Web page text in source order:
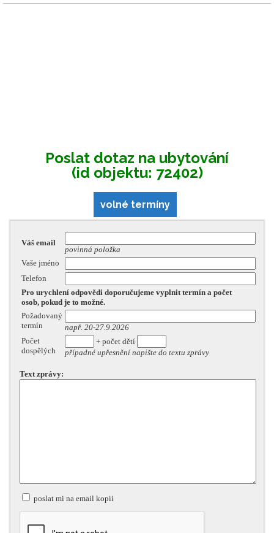
Poslat dotaz na ubytování
(id objektu: 72402)
volné termíny